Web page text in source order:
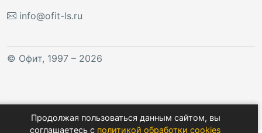
Продолжая пользоваться данным сайтом, вы
соглашаетесь с политикой обработки cookies
info@ofit-ls.ru
© Офит, 1997 – 2026